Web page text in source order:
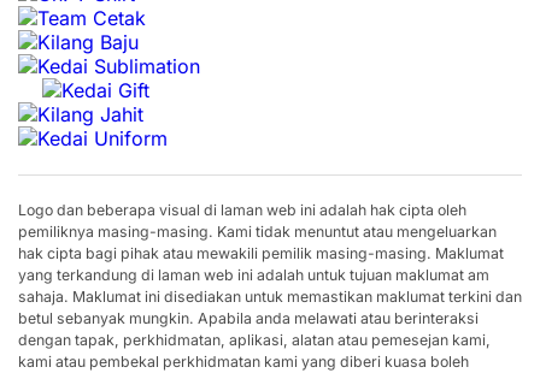
Logo dan beberapa visual di laman web ini adalah hak cipta oleh
pemiliknya masing-masing. Kami tidak menuntut atau mengeluarkan
hak cipta bagi pihak atau mewakili pemilik masing-masing. Maklumat
yang terkandung di laman web ini adalah untuk tujuan maklumat am
sahaja. Maklumat ini disediakan untuk memastikan maklumat terkini dan
betul sebanyak mungkin. Apabila anda melawati atau berinteraksi
dengan tapak, perkhidmatan, aplikasi, alatan atau pemesejan kami,
kami atau pembekal perkhidmatan kami yang diberi kuasa boleh